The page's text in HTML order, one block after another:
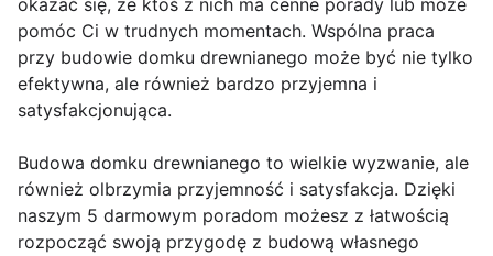
okazać się, że ktoś z nich ma cenne porady lub może
pomóc Ci w trudnych momentach. Wspólna praca
przy budowie domku drewnianego może być nie tylko
efektywna, ale również bardzo przyjemna i
satysfakcjonująca.
Budowa domku drewnianego to wielkie wyzwanie, ale
również olbrzymia przyjemność i satysfakcja. Dzięki
naszym 5 darmowym poradom możesz z łatwością
rozpocząć swoją przygodę z budową własnego